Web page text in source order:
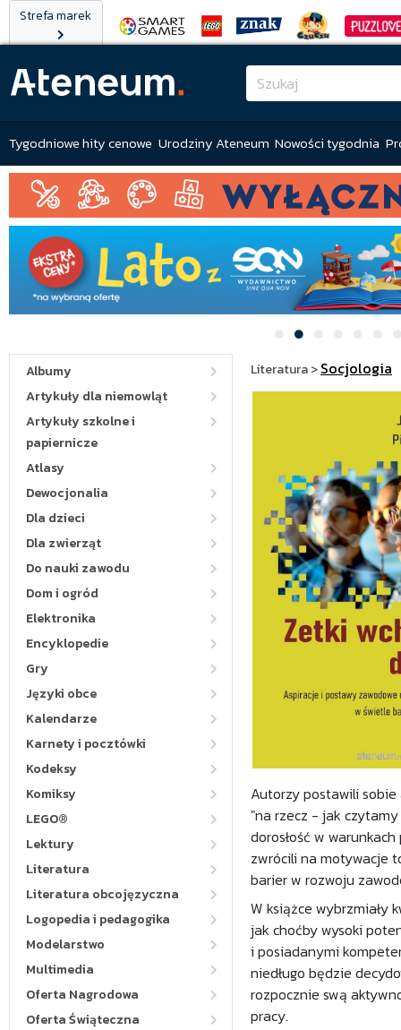
Strefa marek
Tygodniowe hity cenowe Urodziny Ateneum Nowości tygodnia
Albumy
Artykuły dla niemowląt
Artykuły szkolne i
papiernicze
Atlasy
Dewocjonalia
Dla dzieci
Dla zwierząt
Do nauki zawodu
Dom i ogród
Elektronika
Encyklopedie
Gry
Języki obce
Kalendarze
Karnety i pocztówki
Kodeksy
Komiksy
LEGO®
Lektury
Literatura
Literatura obcojęzyczna
Logopedia i pedagogika
Modelarstwo
Multimedia
Oferta Nagrodowa
Oferta Świąteczna
Literatura>Socjologia
Autorzy postawili
"na rzecz - jak
dorosłość w
zwrócili na motywacje
barier w rozwoju
W książce wybrzmiały
jak choćby wysoki
i posiadanymi
niedługo będzie
rozpocznie swą
pracy.